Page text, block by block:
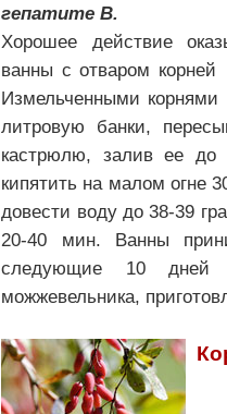
гепатите В.
Хорошее действие
ванны с отваром
Измельченными корнями
литровую банки,
кастрюлю, залив ее до
кипятить на малом огне
довести воду до 38-39
20-40 мин. Ванны
следующие 10 дней
можжевельника,